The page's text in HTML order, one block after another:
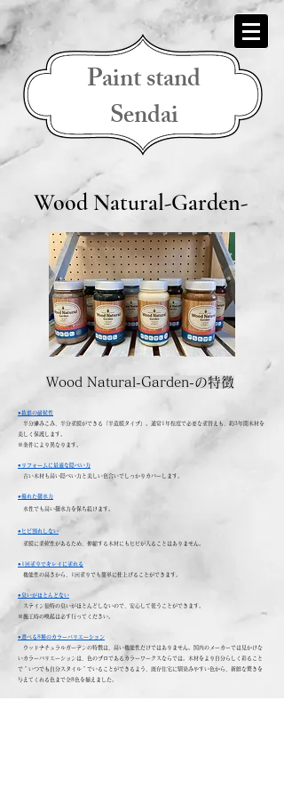
Paint stand
Sendai
Wood Natural-Garden-
Wood Natural-Garden-の特徴
●抜群の耐候性
半分滲みこみ、半分塗膜ができる『半造膜タイプ』。通常1年程度で必要な塗替えも、約3年間木材を
美しく保護します。
※条件により異なります。
●リフォームに最適な隠ぺい力
古い木材も高い隠ぺい力と美しい色合いでしっかりカバーします。
​●優れた撥水力
水性でも高い撥水力を保ち続けます。
●ヒビ割れしない
塗膜に柔軟性があるため、伸縮する木材にもヒビが入ることはありません。
●1回塗りでキレイに塗れる
​ 機能性の高さから、1回塗りでも簡単に仕上げることができます。
●臭いがほとんどない
ステイン独特の臭いがほとんどしないので、安心して使うことができます。
※施工時の喚起は必ず行ってください。
​●選べる8種のカラーバリエーション
ウッドナチュラルガーデンの特徴は、高い機能性だけではありません。国内のメーカーでは見かけな
いカラーバリエーションは、色のプロであるカラーワークスならでは。木材をより自分らしく彩ること
で＂いつでも自分スタイル＂でいることができるよう、既存住宅に馴染みやすい色から、新鮮な驚きを
与えてくれる色まで全8色を揃えました。